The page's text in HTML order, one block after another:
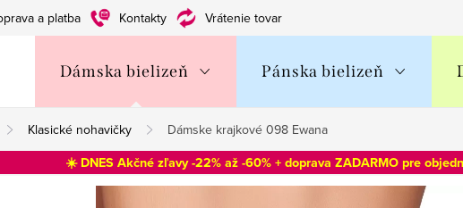
a platba Kontakty Vrátenie tovaru
Dámska bielizeň Pánska bielizeň
Klasické nohavičky Dámske krajkové 098 Ewana
☀️ DNES Akčné zľavy -22% až -60% + doprava ZADARMO pre